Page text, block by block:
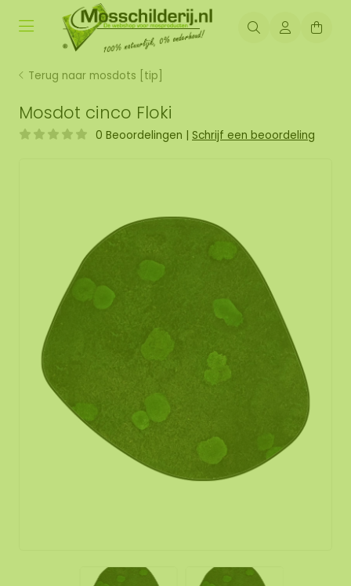
Terug naar mosdots [tip]
Mosdot cinco Floki
0 Beoordelingen | Schrijf een beoordeling